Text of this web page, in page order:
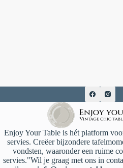
Enjoy Your Table is hét platform
servies. Creëer bijzondere
vondsten, waaronder een ruime
servies."Wil je graag met ons in